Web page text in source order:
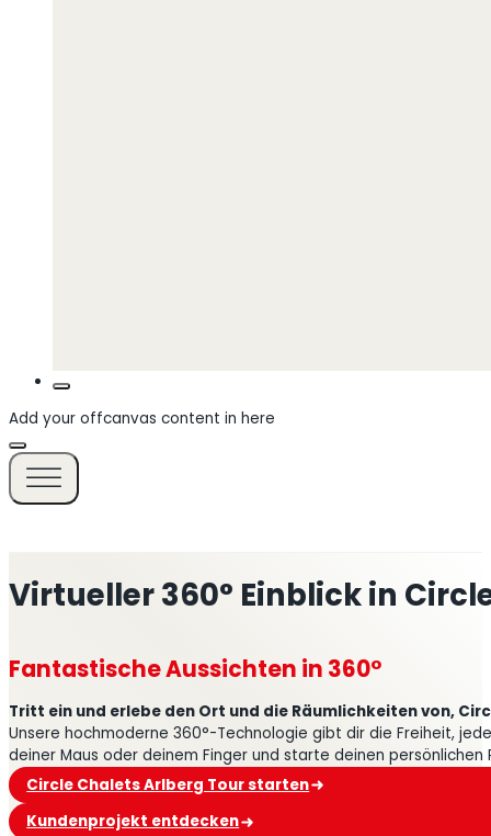
Add your offcanvas content in here
Fantastische Aussichten in 360°
Virtueller 360° Einblick in
Tritt ein und erlebe den Ort und die Räumlichkeiten von,
Unsere hochmoderne 360°-Technologie gibt dir die Freiheit,
deiner Maus oder deinem Finger und starte deinen persönlichen
Circle Chalets Arlberg Tour starten
Kundenprojekt entdecken